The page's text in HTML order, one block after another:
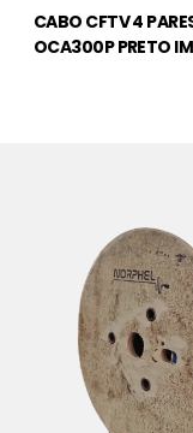
CABO CFTV 4
OCA300P PRETO